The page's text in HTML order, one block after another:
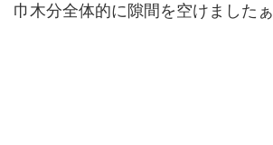
巾木分全体的に隙間を空けましたぁ